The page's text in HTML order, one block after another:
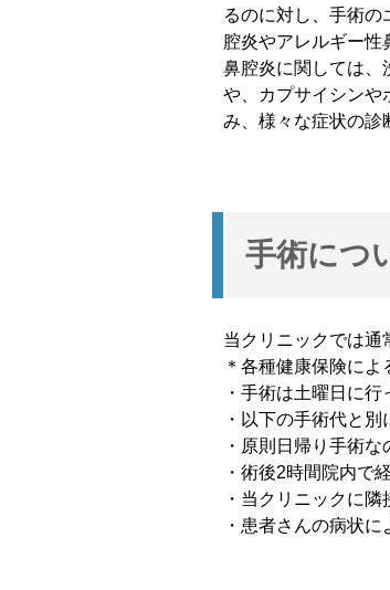
るのに対し、手術
腔炎やアレルギー性
鼻腔炎に関しては、
や、カプサイシンや
み、様々な症状の診
手術につ
当クリニックでは通
＊各種健康保険によ
・手術は土曜日に行
・以下の手術代と
・原則日帰り手術な
・術後2時間院内で
・当クリニックに
・患者さんの病状